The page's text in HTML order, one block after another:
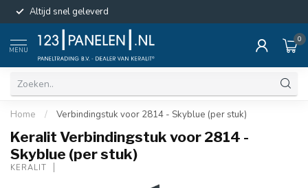
Altijd snel geleverd
MENU
0
Home / Verbindingstuk voor 2814 - Skyblue (per stuk)
Keralit Verbindingstuk voor 2814 -
Skyblue (per stuk)
KERALIT